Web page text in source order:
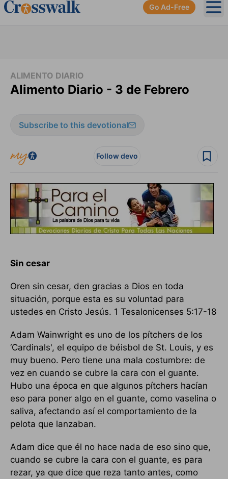
Go Ad-Free
ALIMENTO DIARIO
Alimento Diario - 3 de Febrero
Subscribe to this devotional
Follow devo
Sin cesar
Oren sin cesar, den gracias a Dios en toda
situación, porque esta es su voluntad para
ustedes en Cristo Jesús. 1 Tesalonicenses 5:17-18
Adam Wainwright es uno de los pítchers de los
‘Cardinals', el equipo de béisbol de St. Louis, y es
muy bueno. Pero tiene una mala costumbre: de
vez en cuando se cubre la cara con el guante.
Hubo una época en que algunos pítchers hacían
eso para poner algo en el guante, como vaselina o
saliva, afectando así el comportamiento de la
pelota que lanzaban.
Adam dice que él no hace nada de eso sino que,
cuando se cubre la cara con el guante, es para
rezar, ya que dice que reza tanto antes, como